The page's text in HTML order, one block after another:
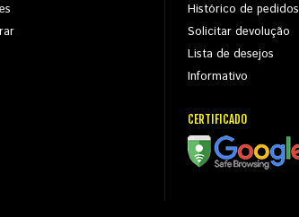
Histórico de pedidos
Solicitar devolução
Lista de desejos
Informativo
CERTIFICADO